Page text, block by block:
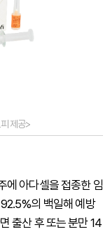
제공>
에 아다셀을 접종한 임
의 백일해 예방
출산 후 또는 분만 14